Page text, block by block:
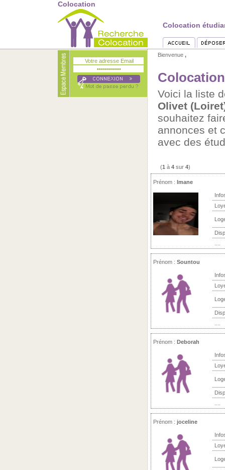
Colocation
Colocation
Bienvenue ,
Voici la liste
Olivet
souhaitez
annonces et
avec des
(1 à 4 sur 4)
Prénom : Imane
Prénom : Sountou
Prénom : Deborah
Prénom : joceline